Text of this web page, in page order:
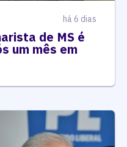
há 6 dias
de MS é
um mês em